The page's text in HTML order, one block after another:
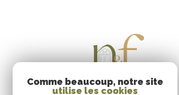
Comme beaucoup, notre site
utilise les cookies